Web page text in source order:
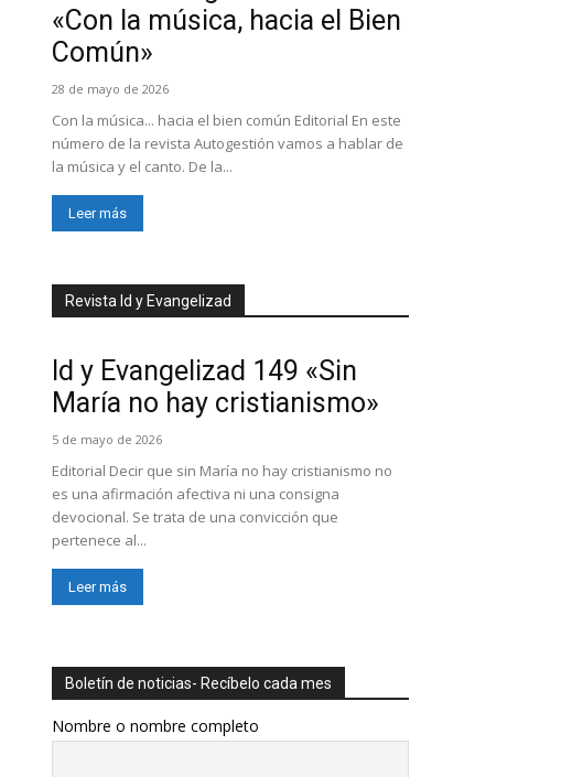
«Con la música, hacia el Bien
Común»
28 de mayo de 2026
Con la música... hacia el bien común Editorial En este
número de la revista Autogestión vamos a hablar de
la música y el canto. De la...
Leer más
Revista Id y Evangelizad
Id y Evangelizad 149 «Sin
María no hay cristianismo»
5 de mayo de 2026
Editorial Decir que sin María no hay cristianismo no
es una afirmación afectiva ni una consigna
devocional. Se trata de una convicción que
pertenece al...
Leer más
Boletín de noticias- Recíbelo cada mes
Nombre o nombre completo